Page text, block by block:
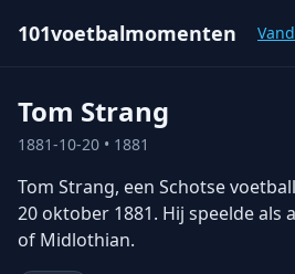
101voetbalmomenten
Tom Strang
1881-10-20 • 1881
Tom Strang, een Schotse
20 oktober 1881. Hij speelde als
of Midlothian.